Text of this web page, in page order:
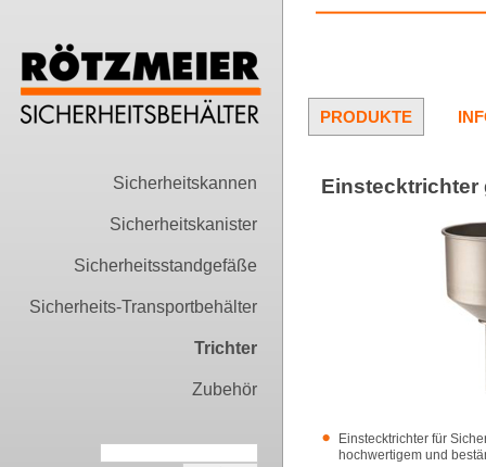
Sicherheitskannen
Sicherheitskanister
Sicherheitsstandgefäße
Sicherheits-Transportbehälter
Trichter
Zubehör
PRODUKTE
Einstecktrichter
Einstecktrichter für
hochwertigem und